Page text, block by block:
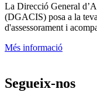
La Direcció General
(DGACIS) posa a la
d'assessorament i
Més informació
Segueix-nos